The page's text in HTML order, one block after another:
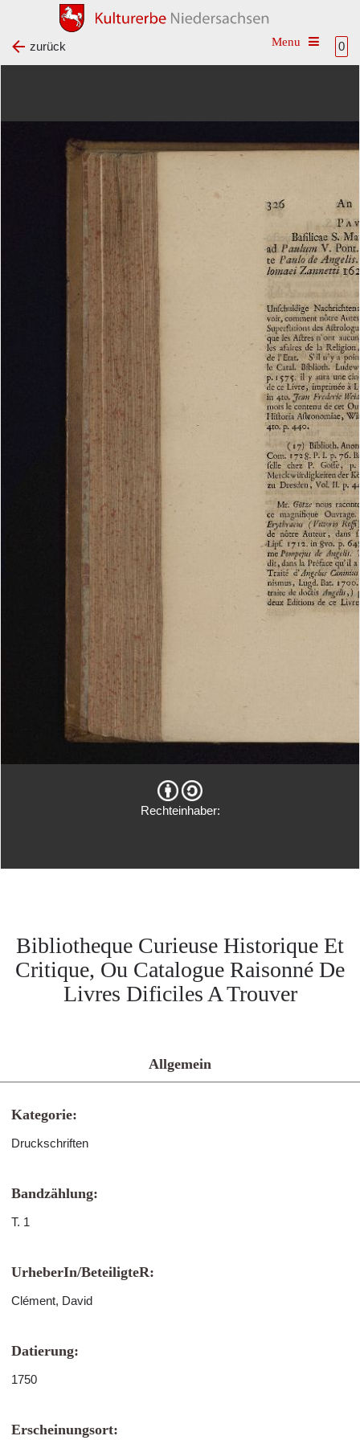
0
Toggle
zurück
Rechteinhaber:
Bibliotheque Curieuse Historique Et
Critique, Ou Catalogue Raisonné De
Livres Dificiles A Trouver
Allgemein
Kategorie:
Druckschriften
Bandzählung:
T. 1
UrheberIn/BeteiligteR:
Clément, David
Datierung:
1750
Erscheinungsort: